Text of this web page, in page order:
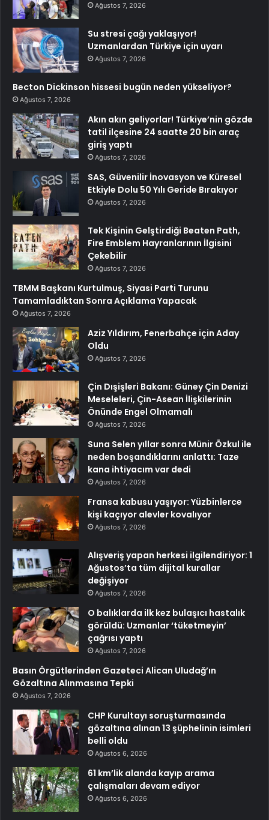
Ağustos 7, 2026
Su stresi çağı yaklaşıyor!
Uzmanlardan Türkiye için uyarı
Ağustos 7, 2026
Becton Dickinson hissesi bugün neden yükseliyor?
Ağustos 7, 2026
Akın akın geliyorlar! Türkiye’nin gözde
tatil ilçesine 24 saatte 20 bin araç
giriş yaptı
Ağustos 7, 2026
SAS, Güvenilir İnovasyon ve Küresel
Etkiyle Dolu 50 Yılı Geride Bırakıyor
Ağustos 7, 2026
Tek Kişinin Gelştirdiği Beaten Path,
Fire Emblem Hayranlarının İlgisini
Çekebilir
Ağustos 7, 2026
TBMM Başkanı Kurtulmuş, Siyasi Parti Turunu
Tamamladıktan Sonra Açıklama Yapacak
Ağustos 7, 2026
Aziz Yıldırım, Fenerbahçe için Aday
Oldu
Ağustos 7, 2026
Çin Dışişleri Bakanı: Güney Çin Denizi
Meseleleri, Çin-Asean İlişkilerinin
Önünde Engel Olmamalı
Ağustos 7, 2026
Suna Selen yıllar sonra Münir Özkul ile
neden boşandıklarını anlattı: Taze
kana ihtiyacım var dedi
Ağustos 7, 2026
Fransa kabusu yaşıyor: Yüzbinlerce
kişi kaçıyor alevler kovalıyor
Ağustos 7, 2026
Alışveriş yapan herkesi ilgilendiriyor: 1
Ağustos’ta tüm dijital kurallar
değişiyor
Ağustos 7, 2026
O balıklarda ilk kez bulaşıcı hastalık
görüldü: Uzmanlar ‘tüketmeyin’
çağrısı yaptı
Ağustos 7, 2026
Basın Örgütlerinden Gazeteci Alican Uludağ’ın
Gözaltına Alınmasına Tepki
Ağustos 7, 2026
CHP Kurultayı soruşturmasında
gözaltına alınan 13 şüphelinin isimleri
belli oldu
Ağustos 6, 2026
61 km’lik alanda kayıp arama
çalışmaları devam ediyor
Ağustos 6, 2026